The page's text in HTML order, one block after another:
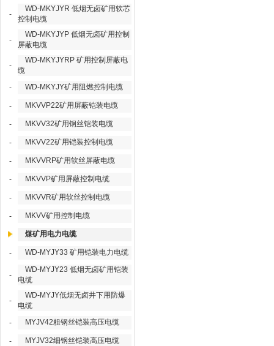
-
WD-MKYJYR 低烟无卤矿用软芯
控制电缆
-
WD-MKYJYP 低烟无卤矿用控制
屏蔽电缆
-
WD-MKYJYRP 矿用控制屏蔽电
缆
-
WD-MKYJY矿用阻燃控制电缆
- MKVVP22矿用屏蔽铠装电缆
- MKVV32矿用钢丝铠装电缆
- MKVV22矿用铠装控制电缆
- MKVVRP矿用软丝屏蔽电缆
- MKVVP矿用屏蔽控制电缆
- MKVVR矿用软丝控制电缆
- MKVV矿用控制电缆
煤矿用电力电缆
- WD-MYJY33 矿用铠装电力电缆
-
WD-MYJY23 低烟无卤矿用铠装
电缆
-
WD-MYJY低烟无卤井下用防爆
电缆
-
MYJV42粗钢丝铠装高压电缆
- MYJV32细钢丝铠装高压电缆